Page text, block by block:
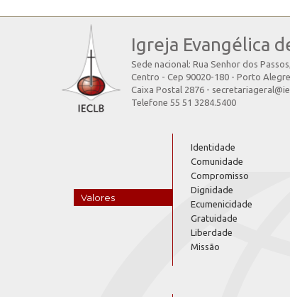
Igreja Evangélica
Sede nacional: Rua Senhor dos
Centro - Cep 90020-180 - Porto
Caixa Postal 2876 -
Telefone 55 51 3284.5400
Valores
Identidade
Comunidade
Compromisso
Dignidade
Ecumenicidade
Gratuidade
Liberdade
Missão